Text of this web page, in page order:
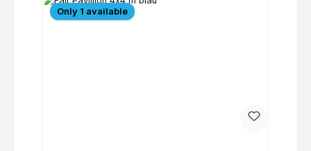
Only 1 available